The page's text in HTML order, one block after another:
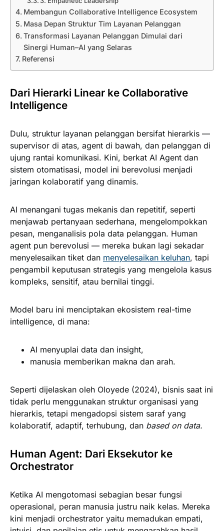
Membangun Collaborative Intelligence Ecosystem
Masa Depan Struktur Tim Layanan Pelanggan
Transformasi Layanan Pelanggan Dimulai dari
Sinergi Human–AI yang Selaras
Referensi
Dari Hierarki Linear ke Collaborative
Intelligence
Dulu, struktur layanan pelanggan bersifat hierarkis —
supervisor di atas, agent di bawah, dan pelanggan di
ujung rantai komunikasi. Kini, berkat AI Agent dan
sistem otomatisasi, model ini berevolusi menjadi
jaringan kolaboratif yang dinamis.
AI menangani tugas mekanis dan repetitif, seperti
menjawab pertanyaan sederhana, mengelompokkan
pesan, menganalisis pola data pelanggan. Human
agent pun berevolusi — mereka bukan lagi sekadar
menyelesaikan tiket dan menyelesaikan keluhan, tapi
pengambil keputusan strategis yang mengelola kasus
kompleks, sensitif, atau bernilai tinggi.
Model baru ini menciptakan ekosistem real-time
intelligence, di mana:
AI menyuplai data dan insight,
manusia memberikan makna dan arah.
Seperti dijelaskan oleh Oloyede (2024), bisnis saat ini
tidak perlu menggunakan struktur organisasi yang
hierarkis, tetapi mengadopsi sistem saraf yang
kolaboratif, adaptif, terhubung, dan based on data.
Human Agent: Dari Eksekutor ke
Orchestrator
Ketika AI mengotomasi sebagian besar fungsi
operasional, peran manusia justru naik kelas. Mereka
kini menjadi orchestrator yaitu memadukan empati,